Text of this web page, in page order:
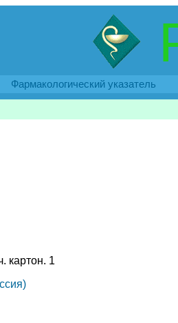
Фармакологический указатель
картон. 1